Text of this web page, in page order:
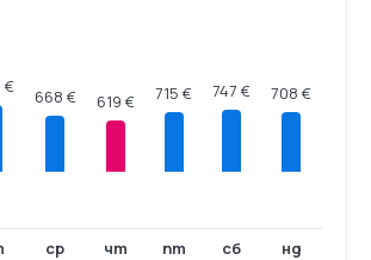
€
668 €
ср
619 €
чт
715 €
пт
747 €
сб
708 €
нд